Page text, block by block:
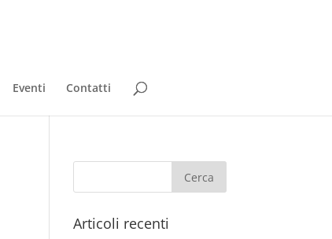
Eventi Contatti
Articoli recenti